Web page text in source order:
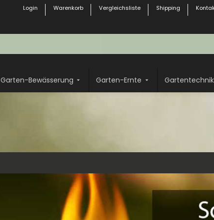
Login Warenkorb Vergleichsliste Shipping
Garten-Bewässerung Garten-Ernte Gartentechnik